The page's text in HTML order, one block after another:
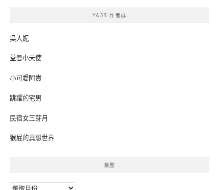
YASS 作者群
吳大妮
益曼小天使
小可愛阿貴
跳躍的宅男
民宿女王芽月
猴屁的異想世界
彙整
彙